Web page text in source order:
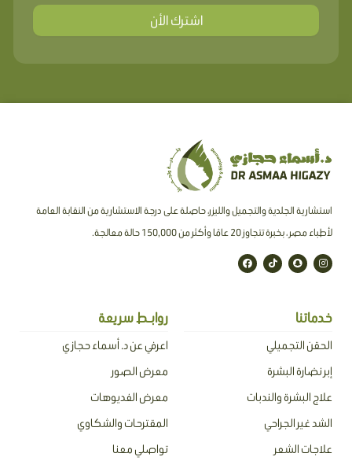
اشترك الأن
استشارية الجلدية والتجميل والليزر، حاصلة على درجة الاستشارية من النقابة العامة
لأطباء مصر ، بخبرة تتجاوز 20 عامًا وأكثر من 150,000 حالة معالجة.
I
n
s
a
S
n
a
a
t
T
i
k
F
a
c
خدماتنا
الحقن التجميلي
إبر نضارة البشرة
علاج البشرة والندبات
الشد غير الجراحي
علاجات الشعر
روابـط سريعة
اعرفي عن د. أسماء حجازي
معرض الصور
معرض الفديوهات
المقترحات والشكاوي
تواصلي معنا